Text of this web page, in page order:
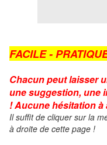
FACILE -
Chacun peut laisser
une suggestion, une
! Aucune hésitation à
Il suffit de cliquer sur la
à droite de cette page !